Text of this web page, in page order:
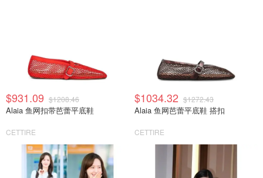
$931.09 $1208.46
Alaia 鱼网扣带芭蕾平底鞋
CETTIRE
$1034.32 $1272.43
Alaia 鱼网芭蕾平底鞋 搭扣
CETTIRE